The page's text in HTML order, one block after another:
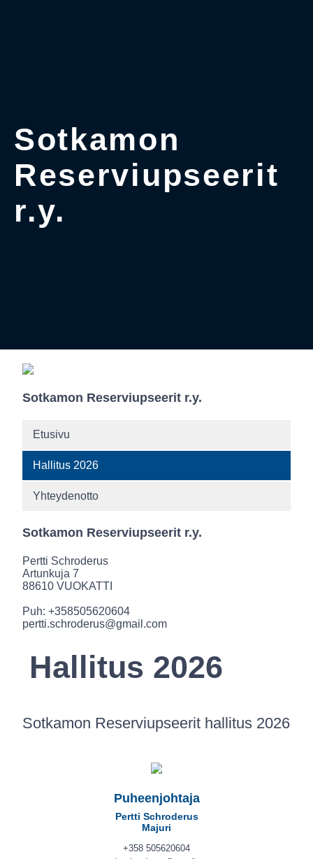
Sotkamon
Reserviupseerit
r.y.
Sotkamon Reserviupseerit r.y.
Etusivu
Hallitus 2026
Yhteydenotto
Sotkamon Reserviupseerit r.y.
Pertti Schroderus
Artunkuja 7
88610 VUOKATTI
Puh: +358505620604
pertti.schroderus@gmail.com
Hallitus 2026
Sotkamon Reserviupseerit hallitus 2026
Puheenjohtaja
Pertti Schroderus
Majuri
+358 505620604